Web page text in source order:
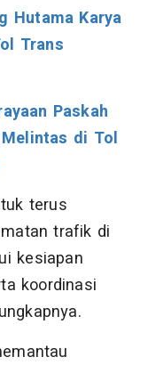
Hutama Karya
Trans
Paskah
di Tol
terus
trafik di
kesiapan
koordinasi